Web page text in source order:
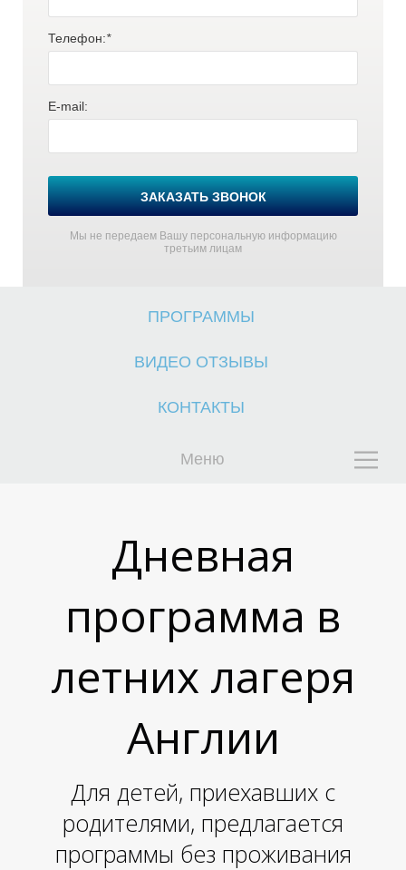
Телефон:*
E-mail:
ЗАКАЗАТЬ ЗВОНОК
Мы не передаем Вашу персональную информацию
третьим лицам
ПРОГРАММЫ
ВИДЕО ОТЗЫВЫ
КОНТАКТЫ
Меню
Г
А
Дневная
программа в
летних лагеря
Англии
Для детей, приехавших с
родителями, предлагается
программы без проживания
Г
А